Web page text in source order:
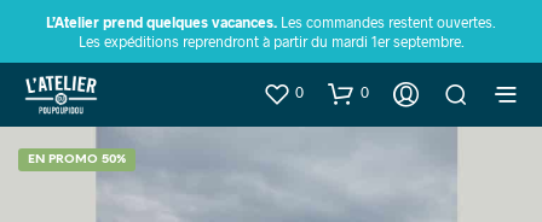
L’Atelier prend quelques vacances. Les commandes restent ouvertes.
Les expéditions reprendront à partir du mardi 1er septembre.
0 0
EN PROMO 50%